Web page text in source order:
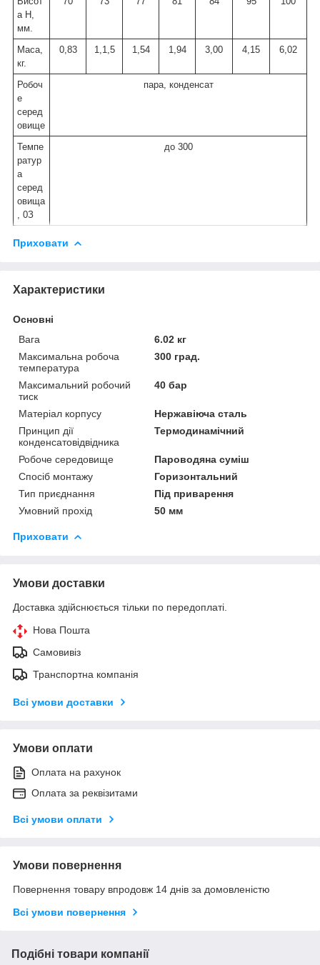
а Н,
мм.
Маса,
кг.
0,83 1,1,5 1,54 1,94 3,00 4,15 6,02
Робоч
е
серед
овище
пара, конденсат
Темпе
ратур
а
серед
овища
0З
до 300
Приховати
Характеристики
Основні
Вага
6.02 кг
Максимальна робоча
температура
300 град.
Максимальний робочий
тиск
40 бар
Матеріал корпусу
Нержавіюча сталь
Принцип дії
конденсатовідвідника
Термодинамічний
Робоче середовище
Пароводяна суміш
Спосіб монтажу
Горизонтальний
Тип приєднання
Під приварення
Умовний прохід
50 мм
Приховати
Умови доставки
Доставка здійснюється тільки по передоплаті.
Нова Пошта
Самовивіз
Транспортна компанія
Всі умови доставки
Умови оплати
Оплата на рахунок
Оплата за реквізитами
Всі умови оплати
Умови повернення
Повернення товару впродовж 14 днів за домовленістю
Всі умови повернення
Подібні товари компанії